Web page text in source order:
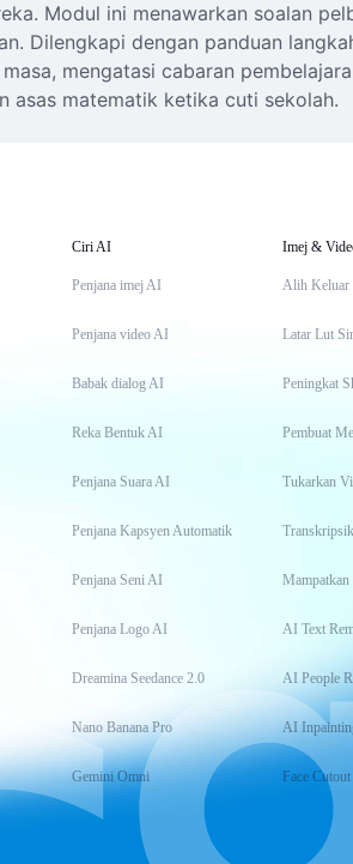
Modul ini menawarkan soalan
Dilengkapi dengan panduan
masa, mengatasi cabaran
asas matematik ketika cuti sekolah.
Ciri AI
Penjana imej AI
Penjana video AI
Babak dialog AI
Reka Bentuk AI
Penjana Suara AI
Penjana Kapsyen Automatik
Penjana Seni AI
Penjana Logo AI
Dreamina Seedance 2.0
Nano Banana Pro
Gemini Omni
Imej &
Alih Keluar
Latar Lut
Peningkat
Pembuat
Tukarkan
Mampatkan
AI Text
AI People
AI
Face Cutout